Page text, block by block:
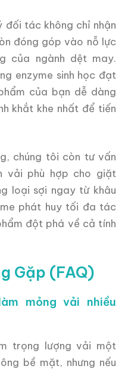
đối tác không chỉ nhận
đóng góp vào nỗ lực
của ngành dệt may.
enzyme sinh học đạt
của bạn dễ dàng
khắt khe nhất để tiến
chúng tôi còn tư vấn
vải phù hợp cho giặt
loại sợi ngay từ khâu
phát huy tối đa tác
đột phá về cả tính
Gặp (FAQ)
mỏng vải nhiều
trọng lượng vải một
bề mặt, nhưng nếu